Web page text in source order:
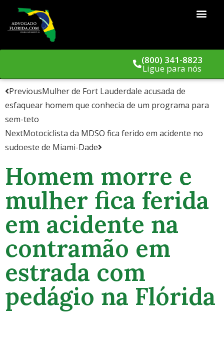
(800) 341-8823
Ligue para nós
PreviousMulher de Fort Lauderdale acusada de
esfaquear homem que conhecia de um programa para
sem-teto
NextMotociclista da MDSO fica ferido em acidente no
sudoeste de Miami-Dade
Homem morre e
mulher fica ferida
em acidente na
contramão em
estrada com
pedágio na Flórida